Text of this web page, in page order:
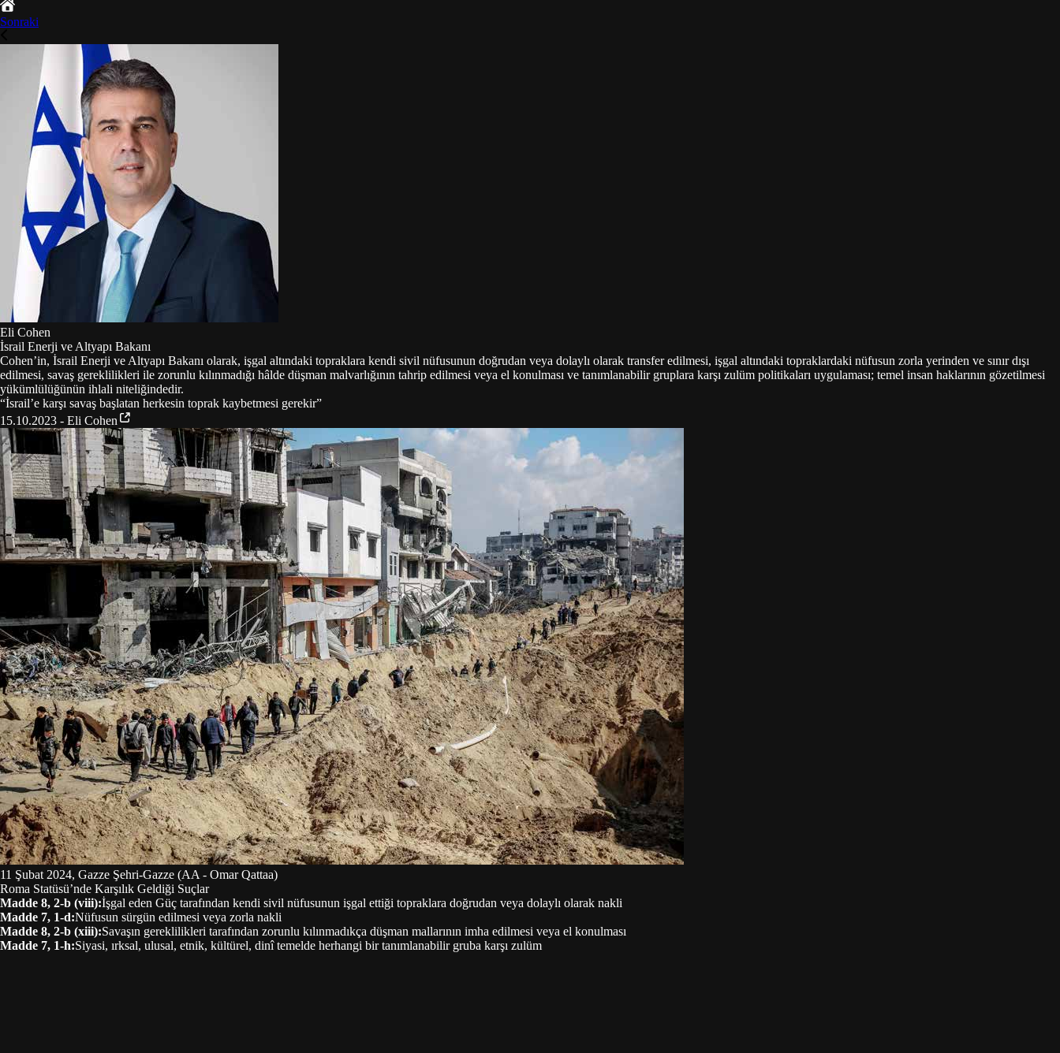
Sonraki
Eli Cohen
İsrail Enerji ve Altyapı Bakanı
Cohen’in, İsrail Enerji ve Altyapı Bakanı olarak, işgal altındaki topraklara kendi sivil nüfusunun doğrudan veya dolaylı olarak transfer edilmesi, işgal altındaki topraklardaki nüfusun zorla yerinden ve sınır dışı
edilmesi, savaş gereklilikleri ile zorunlu kılınmadığı hâlde düşman malvarlığının tahrip edilmesi veya el konulması ve tanımlanabilir gruplara karşı zulüm politikaları uygulaması; temel insan haklarının gözetilmesi
yükümlülüğünün ihlali niteliğindedir.
“İsrail’e karşı savaş başlatan herkesin toprak kaybetmesi gerekir”
15.10.2023 - Eli Cohen
11 Şubat 2024, Gazze Şehri-Gazze (AA - Omar Qattaa)
Roma Statüsü’nde Karşılık Geldiği Suçlar
Madde 8, 2-b (viii):İşgal eden Güç tarafından kendi sivil nüfusunun işgal ettiği topraklara doğrudan veya dolaylı olarak nakli
Madde 7, 1-d:Nüfusun sürgün edilmesi veya zorla nakli
Madde 8, 2-b (xiii):Savaşın gereklilikleri tarafından zorunlu kılınmadıkça düşman mallarının imha edilmesi veya el konulması
Madde 7, 1-h:Siyasi, ırksal, ulusal, etnik, kültürel, dinî temelde herhangi bir tanımlanabilir gruba karşı zulüm